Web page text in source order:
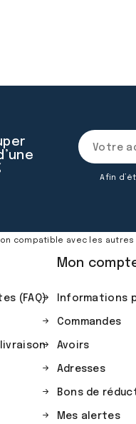
Afin
compatible avec les
(FAQ)
Mon
Informations
Commandes
Avoirs
Adresses
Bons de
Mes alertes